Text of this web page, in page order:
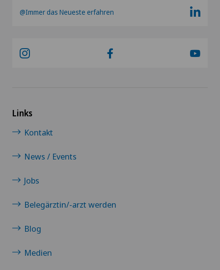
@Immer das Neueste erfahren
Links
Kontakt
News / Events
Jobs
Belegärztin/-arzt werden
Blog
Medien